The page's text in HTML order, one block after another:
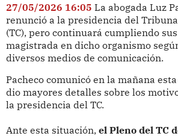
27/05/2026 16:05 La abogada Luz
renunció a la presidencia del
(TC), pero continuará cumpliendo
magistrada en dicho organismo
diversos medios de comunicación.
Pacheco comunicó en la mañana
dio mayores detalles sobre los
la presidencia del TC.
Ante esta situación, el Pleno del TC